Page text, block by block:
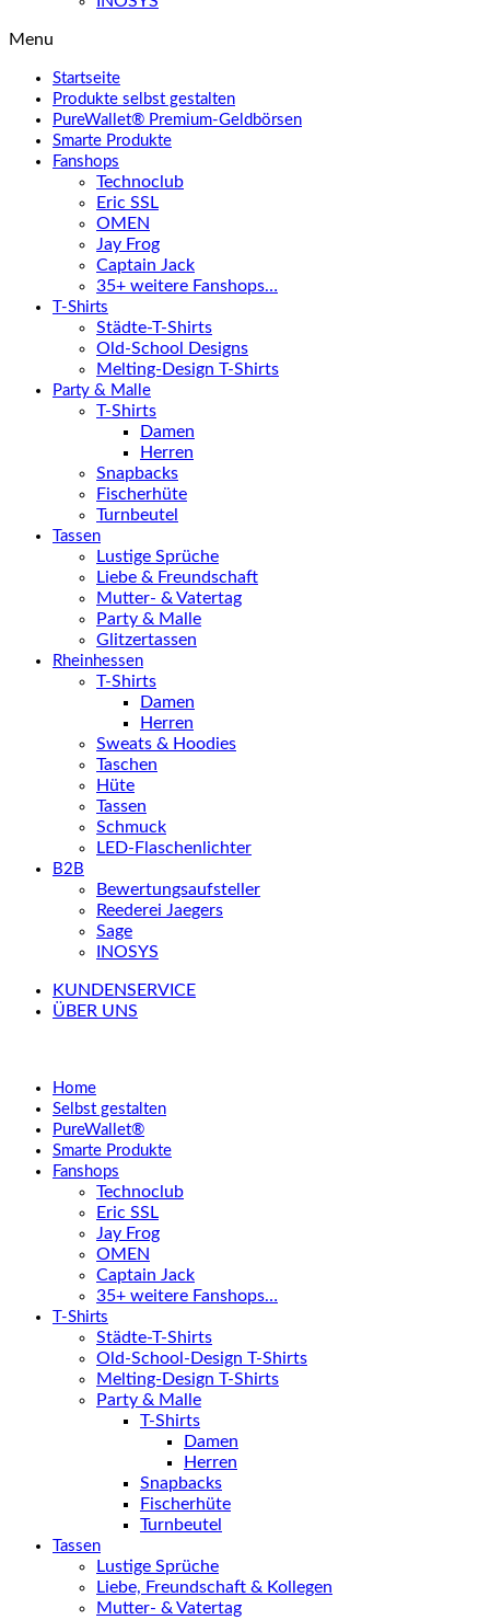
Menu
Startseite
Produkte selbst gestalten
PureWallet® Premium-Geldbörsen
Smarte Produkte
Fanshops
Technoclub
Eric SSL
OMEN
Jay Frog
Captain Jack
35+ weitere Fanshops…
T-Shirts
Städte-T-Shirts
Old-School Designs
Melting-Design T-Shirts
Party & Malle
T-Shirts
Damen
Herren
Snapbacks
Fischerhüte
Turnbeutel
Tassen
Lustige Sprüche
Liebe & Freundschaft
Mutter- & Vatertag
Party & Malle
Glitzertassen
Rheinhessen
T-Shirts
Damen
Herren
Sweats & Hoodies
Taschen
Hüte
Tassen
Schmuck
LED-Flaschenlichter
B2B
Bewertungsaufsteller
Reederei Jaegers
Sage
INOSYS
KUNDENSERVICE
ÜBER UNS
Home
Selbst gestalten
PureWallet®
Smarte Produkte
Fanshops
Technoclub
Eric SSL
Jay Frog
OMEN
Captain Jack
35+ weitere Fanshops…
T-Shirts
Städte-T-Shirts
Old-School-Design T-Shirts
Melting-Design T-Shirts
Party & Malle
T-Shirts
Damen
Herren
Snapbacks
Fischerhüte
Turnbeutel
Tassen
Lustige Sprüche
Liebe, Freundschaft & Kollegen
Mutter- & Vatertag